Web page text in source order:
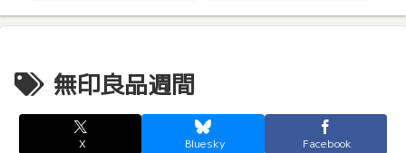
無印良品週間
X Bluesky Facebook